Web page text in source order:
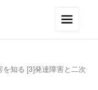
知る [3]発達障害と二次